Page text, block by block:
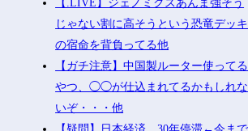
【.LIVE】ジェノミクスあんま強そう
じゃない割に高そうという恐竜デッキ
の宿命を背負ってる他
【ガチ注意】中国製ルーター使ってる
やつ、◯◯が仕込まれてるかもしれな
いぞ・・・他